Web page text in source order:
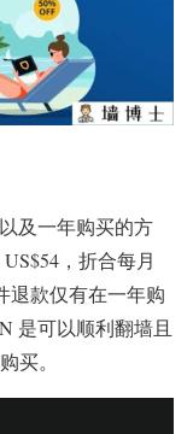
及一年购买的方
，折合每月
退款仅有在一年购
是可以顺利翻墙且
买。